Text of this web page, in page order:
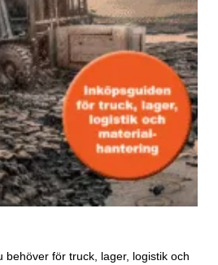
behöver för truck, lager, logistik och